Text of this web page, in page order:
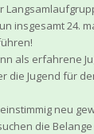
insgesamt 24.
als erfahrene
die Jugend für
neu
die